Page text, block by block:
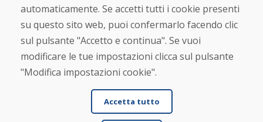
Verificato dai clienti
★★★★★
automaticamente. Se accetti tutti i cookie presenti
su questo sito web, puoi confermarlo facendo clic
sul pulsante "Accetto e continua". Se vuoi
modificare le tue impostazioni clicca sul pulsante
"Modifica impostazioni cookie".
Accetta tutto